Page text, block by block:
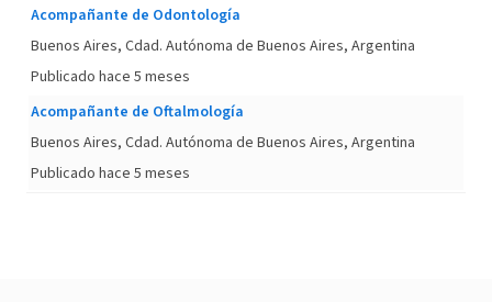
Acompañante de Odontología
Buenos Aires, Cdad. Autónoma de Buenos Aires, Argentina
Publicado hace 5 meses
Acompañante de Oftalmología
Buenos Aires, Cdad. Autónoma de Buenos Aires, Argentina
Publicado hace 5 meses